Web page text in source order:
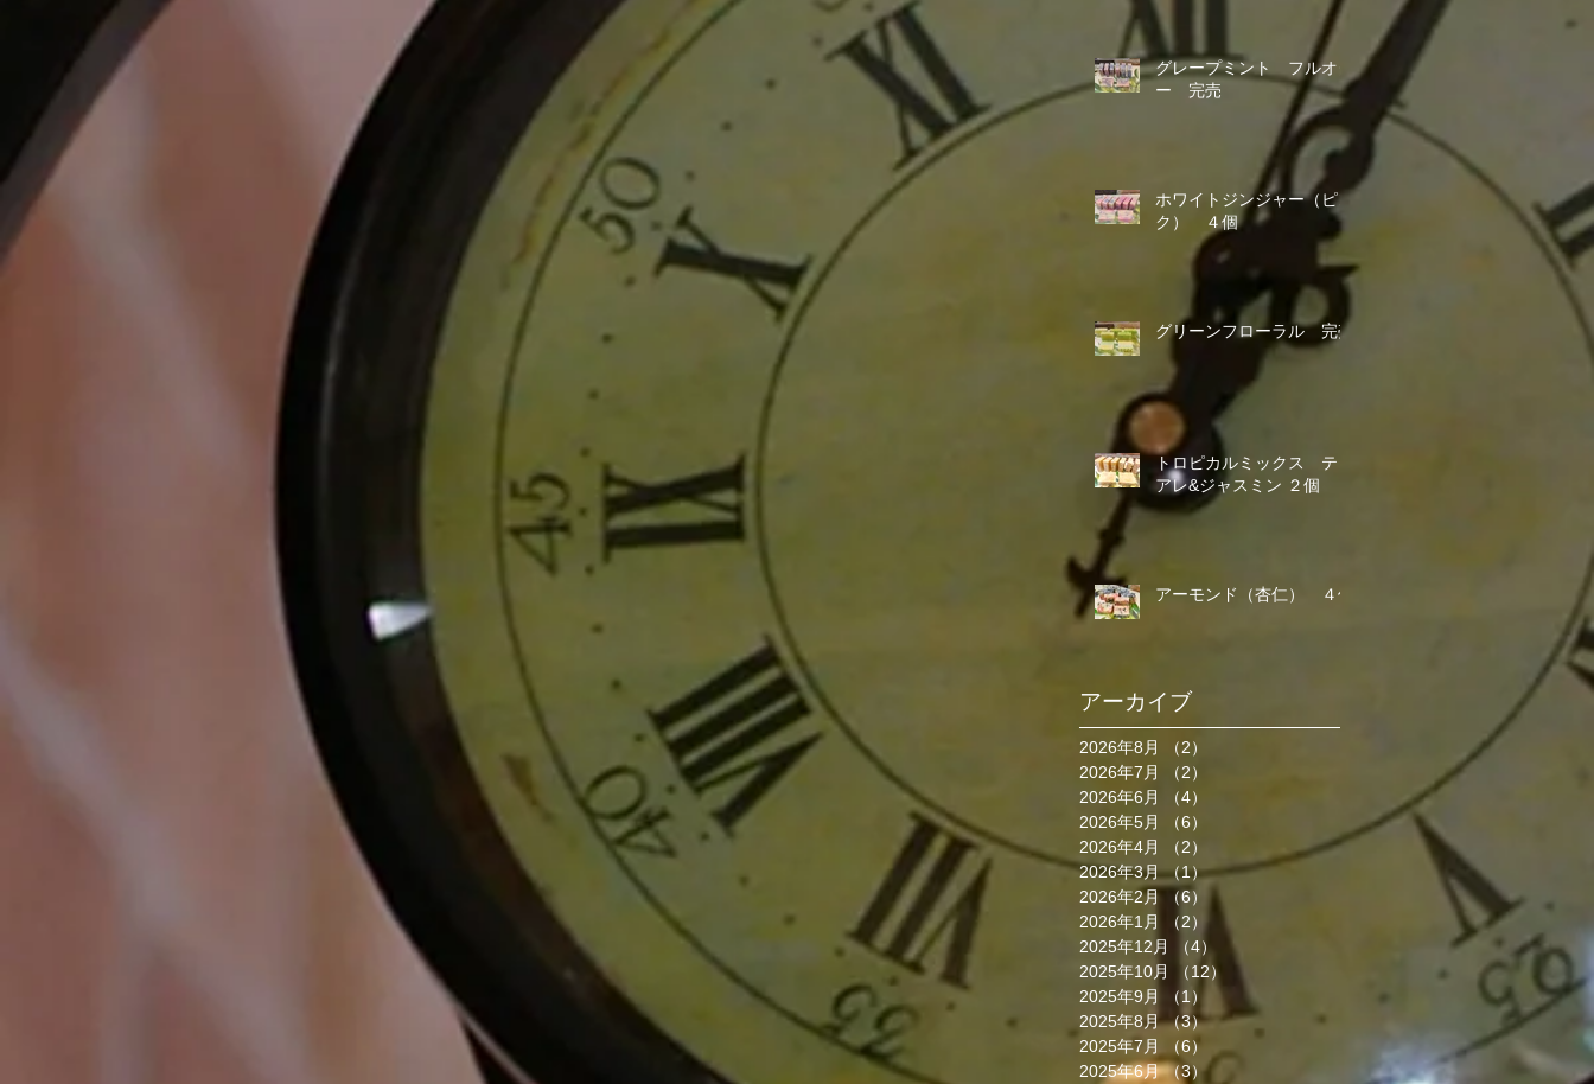
グレープミント フルオダ
ー 完売
ホワイトジンジャー（ピン
ク） ４個
グリーンフローラル 完売
トロピカルミックス ティ
アレ&ジャスミン ２個
アーモンド（杏仁） ４個
アーカイブ
2026年8月 （2）
2026年7月
（2）
2026年6月
（4）
2026年5月
（6）
2026年4月
（2）
2026年3月 （1）1件の記事
2026年2月
（6）
6件の記事
2026年1月
（2）
2025年12月
（4）
4件の記事
2025年10月
（12）
12件の記事
2025年9月
（1）
1件の記事
2025年8月 （3）3件の記事
2025年7月
（6）
2025年6月 （3）3件の記事